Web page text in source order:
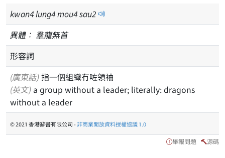
kwan4lung4mou4sau2
異體： 羣龍無首
形容詞
(廣東話) 指一個組織冇咗領袖
(英文) a group without a leader; literally: dragons
without a leader
© 2021 香港辭書有限公司 -非商業開放資料授權協議 1.0
舉報問題 源碼